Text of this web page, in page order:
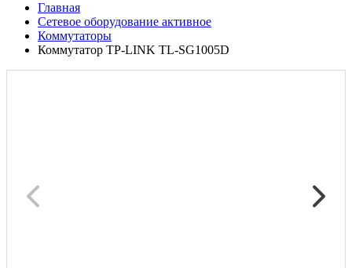
Главная
Сетевое оборудование активное
Коммутаторы
Коммутатор TP-LINK TL-SG1005D